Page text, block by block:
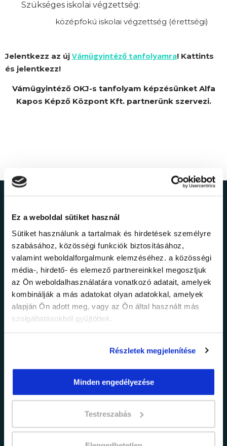
Ez a weboldal sütiket használ
Sütiket használunk a tartalmak és hirdetések személyre
szabásához, közösségi funkciók biztosításához,
valamint weboldalforgalmunk elemzéséhez. a közösségi
média-, hirdető- és elemező partnereinkkel megosztjuk
az Ön weboldalhasználatára vonatkozó adatait, amelyek
kombinálják a más adatokat olyan adatokkal, amelyek
alapján Ön adott meg, vagy az Ön által használt más
szolgáltatásokból gyűjtöttek.
Részletek megjelenítése
Minden engedélyezése
Testreszabás
Szükséges iskolai végzettség:
középfokú iskolai végzettség (érettségi)
Jelentkezz az új Vámügyintéző tanfolyamra! Kattints
és jelentkezz!
Vámügyintéző OKJ-s tanfolyam képzésünket Alfa
Kapos Képző Központ Kft. partnerünk szervezi.
Ne maradj le a
legfrissebb
információkról!
Értesülj elsőként legújabb tanfolyamainkról,
legfrissebb híreinkről és időszakos
promócióinkról.
adatkezelési tájékoztatóban